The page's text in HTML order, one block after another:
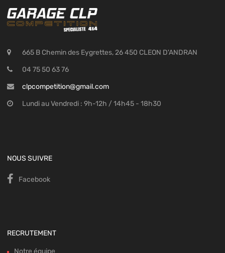
665 B Chemin des Eygrettes, 26 450 CLEON D'ANDRAN
04 75 50 63 76
clpcompetition@gmail.com
Lundi au Vendredi : 9h-12h / 14h45 - 18h30
NOUS SUIVRE
Facebook
RECRUTEMENT
Notre équipe